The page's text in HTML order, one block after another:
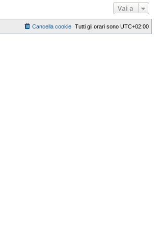
Vai a
Tutti gli orari sono UTC+02:00
Cancella cookie